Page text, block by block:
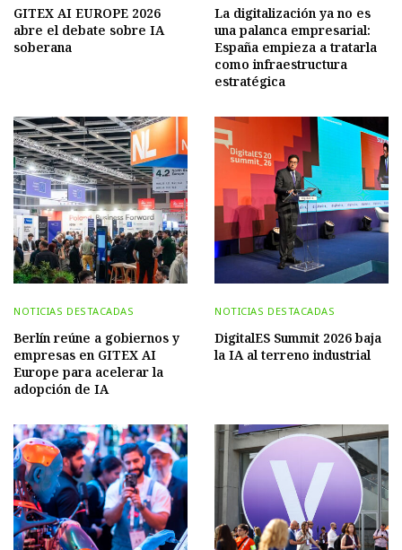
GITEX AI EUROPE 2026
abre el debate sobre IA
soberana
La digitalización ya no es
una palanca empresarial:
España empieza a tratarla
como infraestructura
estratégica
NOTICIAS DESTACADAS
Berlín reúne a gobiernos y
empresas en GITEX AI
Europe para acelerar la
adopción de IA
NOTICIAS DESTACADAS
DigitalES Summit 2026 baja
la IA al terreno industrial